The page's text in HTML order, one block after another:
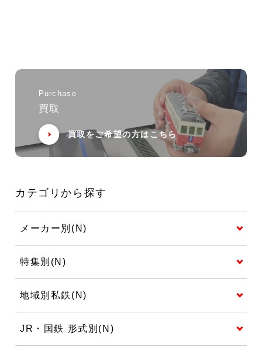
Purchase
買取
買取をご希望の方はこちら
カテゴリから探す
メーカー別(N)
特集別(N)
地域別私鉄(N)
JR・国鉄 形式別(N)